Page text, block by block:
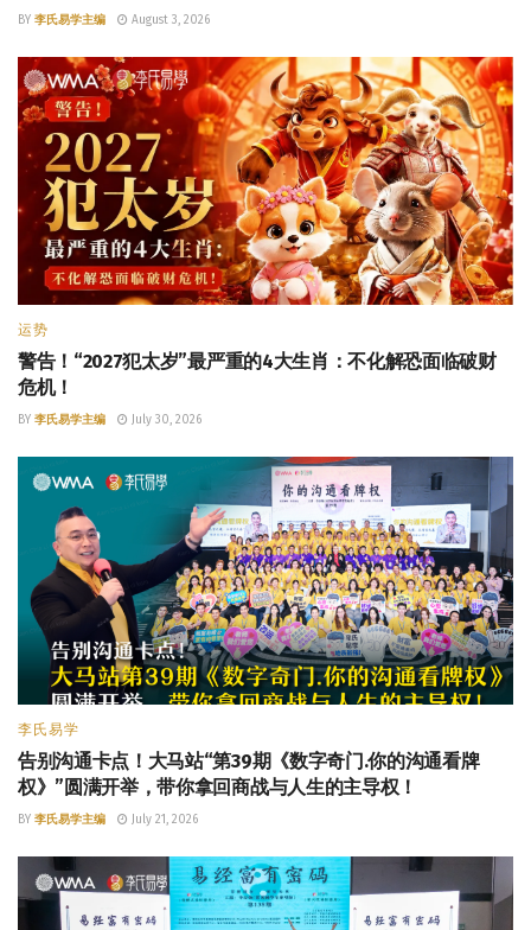
BY 李氏易学主编 August 3, 2026
运势
警告！“2027犯太岁”最严重的4大生肖：不化解恐面临破财
危机！
BY 李氏易学主编 July 30, 2026
李氏易学
告别沟通卡点！大马站“第39期《数字奇门.你的沟通看牌
权》”圆满开举，带你拿回商战与人生的主导权！
BY 李氏易学主编 July 21, 2026